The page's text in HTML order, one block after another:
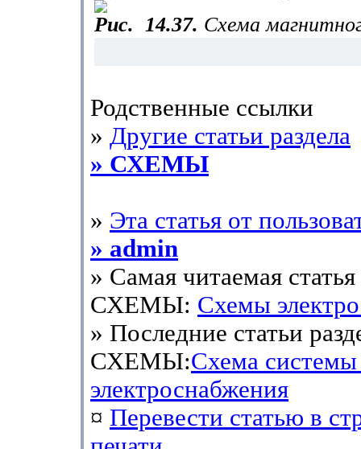
Рис. 14.37. Схема
Родственные ссылки
» Другие статьи раздела
» СХЕМЫ
» Эта статья от
» admin
» Самая читаемая статья
СХЕМЫ: Схемы
» Последние статьи
СХЕМЫ:Схема
электроснабжения
¤ Перевести статью в